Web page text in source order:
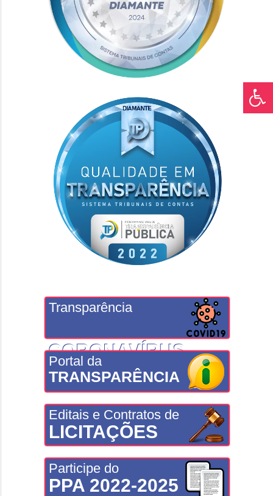
Transparência
CORONAVÍRUS
Portal da
TRANSPARÊNCIA
Editais e Contratos de
LICITAÇÕES
Participe do
PPA 2022-2025